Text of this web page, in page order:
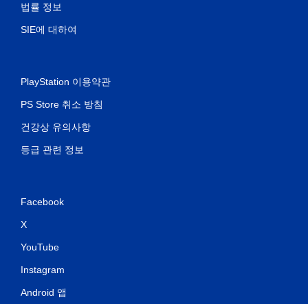
법률 정보
SIE에 대하여
PlayStation 이용약관
PS Store 취소 방침
건강상 유의사항
등급 관련 정보
Facebook
X
YouTube
Instagram
Android 앱